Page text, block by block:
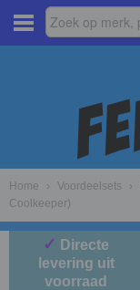
Home › Voordeelsets ›
Coolkeeper)
✓ Directe
levering uit
voorraad